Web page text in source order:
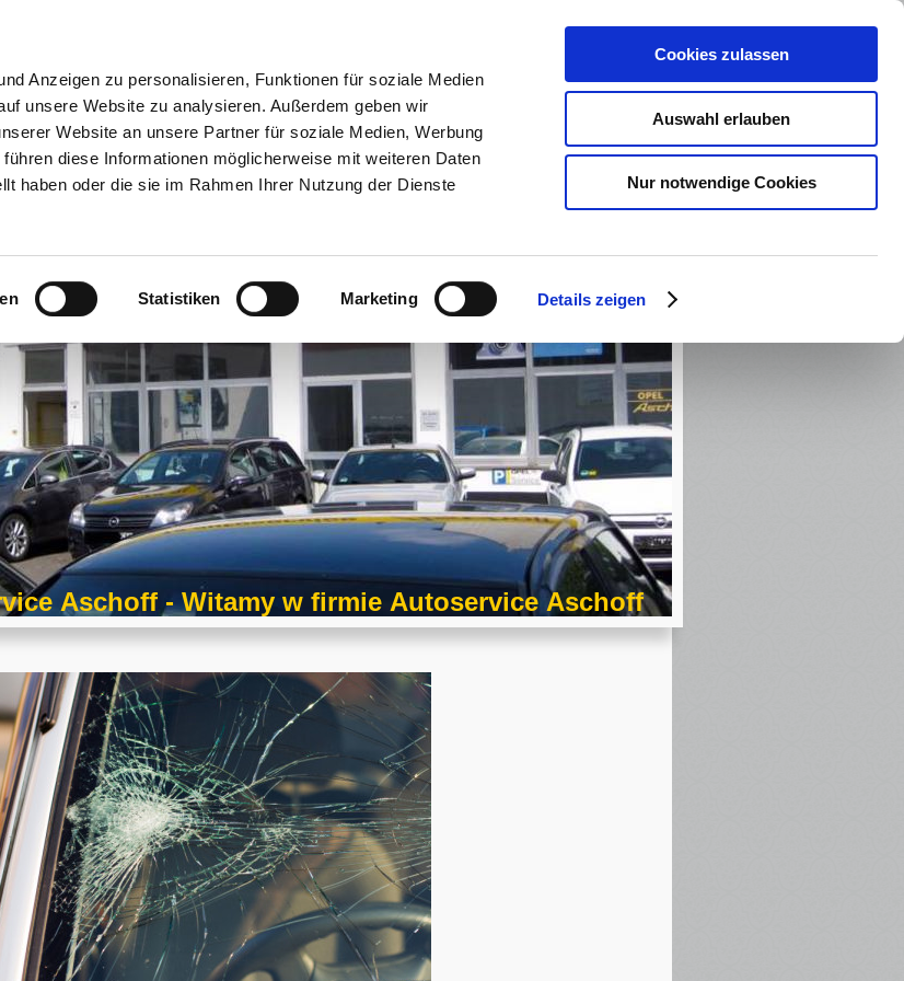
Anzeigen zu personalisieren, Funktionen für soziale Medien
unsere Website zu analysieren. Außerdem geben wir
Website an unsere Partner für soziale Medien, Werbung
diese Informationen möglicherweise mit weiteren Daten
haben oder die sie im Rahmen Ihrer Nutzung der Dienste
Statistiken Marketing Details zeigen
Cookies zulassen
Auswahl erlauben
Nur notwendige Cookies
Aschoff - Witamy w firmie Autoservice Aschoff